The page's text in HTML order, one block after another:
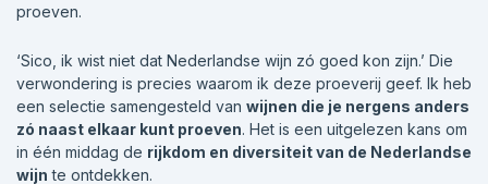
proeven.
‘Sico, ik wist niet dat Nederlandse wijn zó goed kon zijn.’ Die
verwondering is precies waarom ik deze proeverij geef. Ik heb
een selectie samengesteld van wijnen die je nergens anders
zó naast elkaar kunt proeven. Het is een uitgelezen kans om
in één middag de rijkdom en diversiteit van de Nederlandse
wijn te ontdekken.